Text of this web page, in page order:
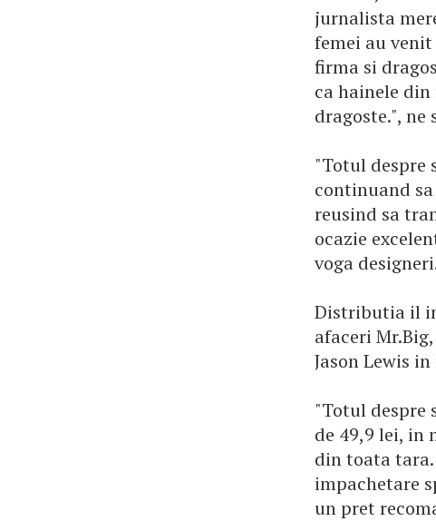
jurnalista
femei au
firma si
ca hainele
dragoste.", ne
"Totul despre
continuand
reusind sa
ocazie
voga
Distributia il
afaceri
Jason Lewis
"Totul despre
de 49,9 lei, in
din toata
impachetare
un pret